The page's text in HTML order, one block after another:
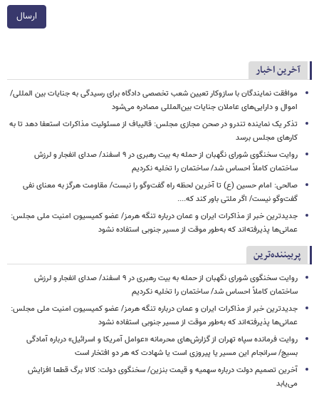
ارسال
آخرین اخبار
موافقت نمایندگان با سازوکار تعیین شعب تخصصی دادگاه برای رسیدگی به جنایات بین المللی/
اموال و دارایی‌های عاملان جنایات بین‌المللی مصادره می‌شود
تذکر یک نماینده تندرو در صحن مجازی مجلس: قالیباف از مسئولیت مذاکرات استعفا دهد تا به
کارهای مجلس برسد
روایت سخنگوی شورای نگهبان از حمله به بیت رهبری در ۹ اسفند/ صدای انفجار و لرزش
ساختمان کاملاً احساس شد/ ساختمان را تخلیه نکردیم
صالحی: امام حسین (ع) تا آخرین لحظه راه گفت‌وگو را نبست/ مقاومت هرگز به معنای نفی
گفت‌وگو نیست/ اگر ملتی باور کند که....
جدیدترین خبر از مذاکرات ایران و عمان درباره تنگه هرمز/ عضو کمیسیون امنیت ملی مجلس:
عمانی‌ها پذیرفته‌اند که به‌طور موقت از مسیر جنوبی استفاده نشود
پربیننده‌ترین
روایت سخنگوی شورای نگهبان از حمله به بیت رهبری در ۹ اسفند/ صدای انفجار و لرزش
ساختمان کاملاً احساس شد/ ساختمان را تخلیه نکردیم
جدیدترین خبر از مذاکرات ایران و عمان درباره تنگه هرمز/ عضو کمیسیون امنیت ملی مجلس:
عمانی‌ها پذیرفته‌اند که به‌طور موقت از مسیر جنوبی استفاده نشود
روایت فرمانده سپاه تهران از گزارش‌های محرمانه «عوامل آمریکا و اسرائیل» درباره آمادگی
بسیج/ سرانجام این مسیر یا پیروزی است یا شهادت که هر دو افتخار است
آخرین تصمیم دولت درباره سهمیه و قیمت بنزین/ سخنگوی دولت: کالا برگ قطعا افزایش
می‌یابد